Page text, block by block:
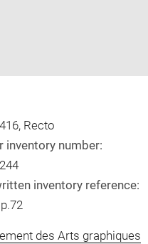
Recto
inventory number:
inventory reference:
des Arts graphiques